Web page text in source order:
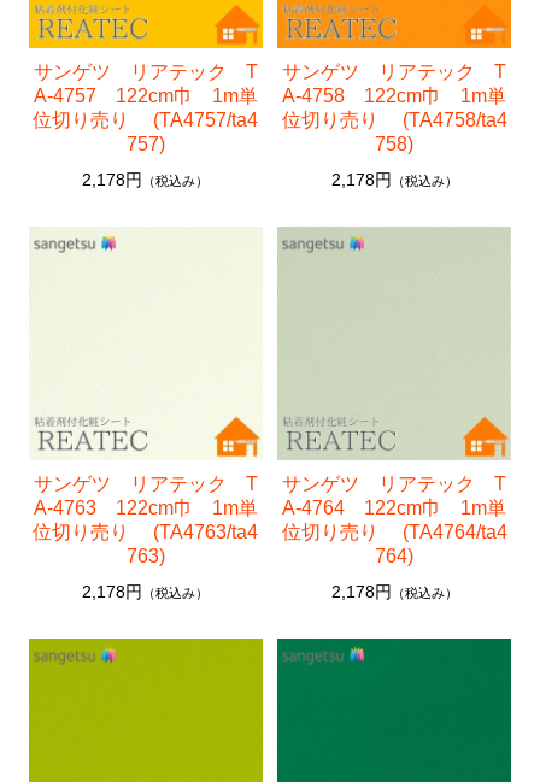
サンゲツ リアテック T
A-4757 122cm巾 1m単
位切り売り (TA4757/ta4
757)
2,178円 （税込み）
サンゲツ リアテック T
A-4758 122cm巾 1m単
位切り売り (TA4758/ta4
758)
2,178円 （税込み）
サンゲツ リアテック T
A-4763 122cm巾 1m単
位切り売り (TA4763/ta4
763)
2,178円 （税込み）
サンゲツ リアテック T
A-4764 122cm巾 1m単
位切り売り (TA4764/ta4
764)
2,178円 （税込み）